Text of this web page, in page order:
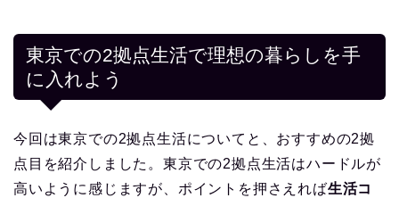
東京での2拠点生活で理想の暮らしを手
に入れよう
今回は東京での2拠点生活についてと、おすすめの2拠
点目を紹介しました。東京での2拠点生活はハードルが
高いように感じますが、ポイントを押さえれば生活コ